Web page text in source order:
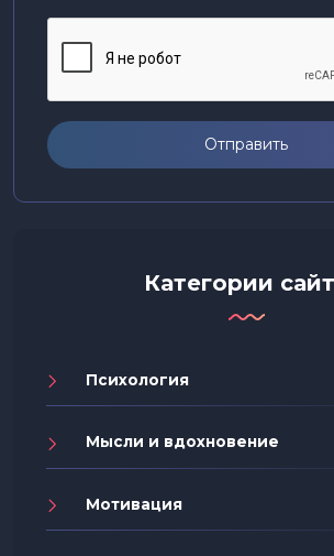
Отправить
Категории
Психология
Мысли и вдохновение
Мотивация